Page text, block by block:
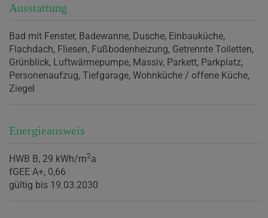
Ausstattung
Bad mit Fenster Badewanne Dusche Einbauküche
Flachdach Fliesen Fußbodenheizung Getrennte Toiletten
Grünblick Luftwärmepumpe Massiv Parkett Parkplatz
Personenaufzug Tiefgarage Wohnküche / offene Küche
Ziegel
Energieausweis
HWB B, 29 kWh/m2a
fGEE A+, 0,66
gültig bis 19.03.2030